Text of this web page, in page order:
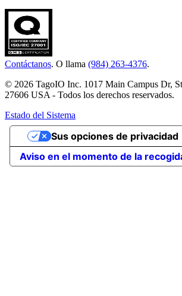
Contáctanos. O llama (984) 263-4376.
© 2026 TagoIO Inc. 1017 Main Campus Dr,
27606 USA - Todos los derechos reservados.
Estado del Sistema
Aviso en el momento de la
Sus opciones de privacidad